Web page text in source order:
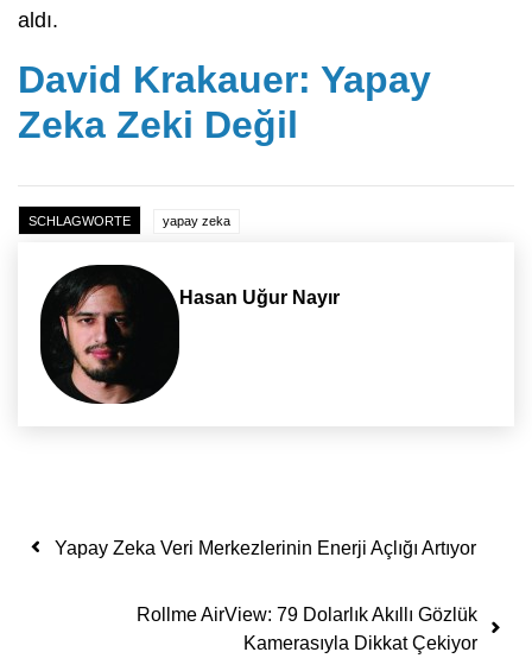
aldı.
David Krakauer: Yapay
Zeka Zeki Değil
SCHLAGWORTE yapay zeka
Hasan Uğur Nayır
Yazı dolaşımı
Yapay Zeka Veri Merkezlerinin Enerji Açlığı Artıyor
Rollme AirView: 79 Dolarlık Akıllı Gözlük
Kamerasıyla Dikkat Çekiyor